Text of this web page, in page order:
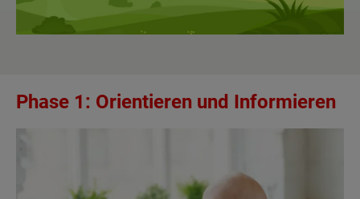
Phase 1: Orientieren und Informieren